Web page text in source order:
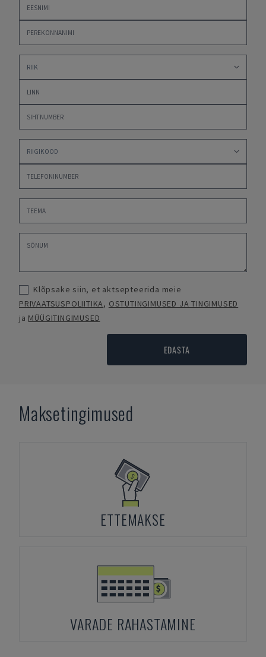
Klõpsake siin, et aktsepteerida meie
PRIVAATSUSPOLIITIKA, OSTUTINGIMUSED JA TINGIMUSED
ja MÜÜGITINGIMUSED
EDASTA
Maksetingimused
ETTEMAKSE
VARADE RAHASTAMINE